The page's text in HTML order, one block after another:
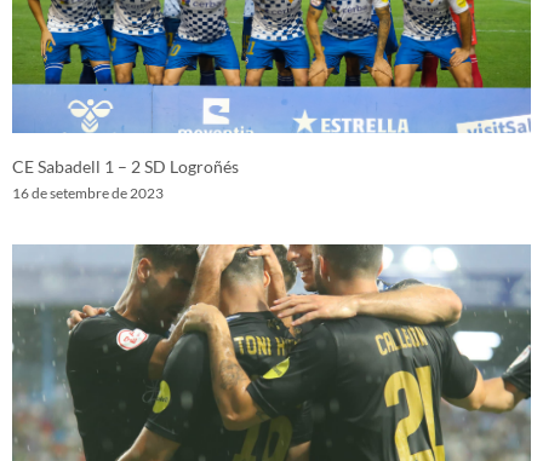
CE Sabadell 1 – 2 SD Logroñés
16 de setembre de 2023